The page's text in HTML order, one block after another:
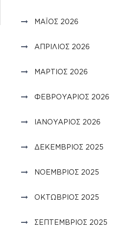
ΜΆΙΟΣ 2026
ΑΠΡΊΛΙΟΣ 2026
ΜΆΡΤΙΟΣ 2026
ΦΕΒΡΟΥΆΡΙΟΣ 2026
ΙΑΝΟΥΆΡΙΟΣ 2026
ΔΕΚΈΜΒΡΙΟΣ 2025
ΝΟΈΜΒΡΙΟΣ 2025
ΟΚΤΏΒΡΙΟΣ 2025
ΣΕΠΤΈΜΒΡΙΟΣ 2025